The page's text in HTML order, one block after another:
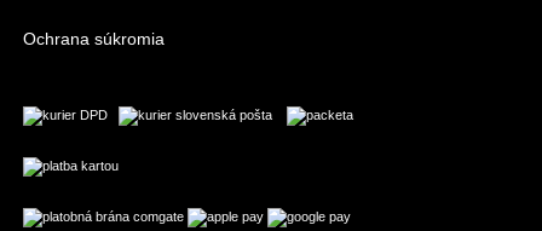
Ochrana súkromia